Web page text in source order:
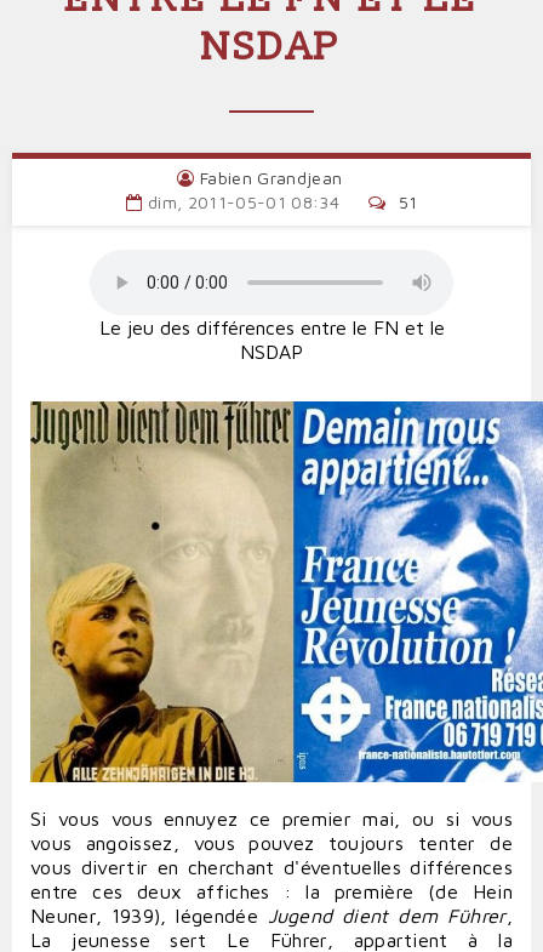
NSDAP
Fabien Grandjean
dim, 2011-05-01 08:34
51
Le jeu des différences entre le FN et le
NSDAP
Si vous vous ennuyez ce premier mai, ou si vous
vous angoissez, vous pouvez toujours tenter de
vous divertir en cherchant d'éventuelles différences
entre ces deux affiches : la première (de Hein
Neuner, 1939), légendée Jugend dient dem Führer,
La jeunesse sert Le Führer, appartient à la